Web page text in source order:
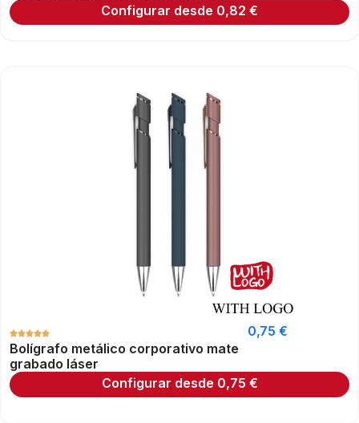
Configurar desde 0,82 €
Bolígrafo metálico corporativo mate
grabado láser
0,75 €
Configurar desde 0,75 €